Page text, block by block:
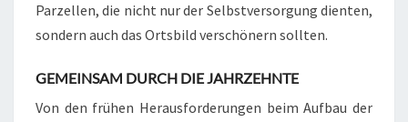
Parzellen, die nicht nur der Selbstversorgung dienten,
sondern auch das Ortsbild verschönern sollten.
GEMEINSAM DURCH DIE JAHRZEHNTE
Von den frühen Herausforderungen beim Aufbau der